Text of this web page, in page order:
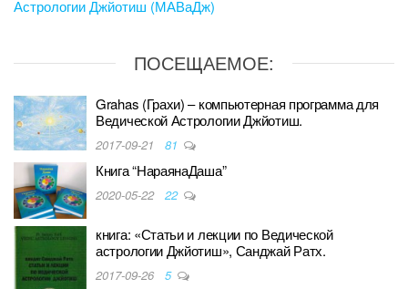
Астрологии Джйотиш (МАВаДж)
ПОСЕЩАЕМОЕ:
Grahas (Грахи) – компьютерная программа для
Ведической Астрологии Джйотиш.
2017-09-21 81
Книга “НараянаДаша”
2020-05-22 22
книга: «Статьи и лекции по Ведической
астрологии Джйотиш», Санджай Ратх.
2017-09-26 5